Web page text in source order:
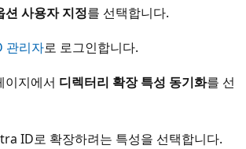
션 사용자 지정를 선택합니다.
관리자로 로그인합니다.
이지에서 디렉터리 확장 특성 동기화를 선
ID로 확장하려는 특성을 선택합니다.